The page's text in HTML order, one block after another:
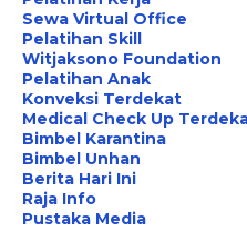
Sewa Virtual Office
Pelatihan Skill
Witjaksono Foundation
Pelatihan Anak
Konveksi Terdekat
Medical Check Up
Bimbel Karantina
Bimbel Unhan
Berita Hari Ini
Raja Info
Pustaka Media